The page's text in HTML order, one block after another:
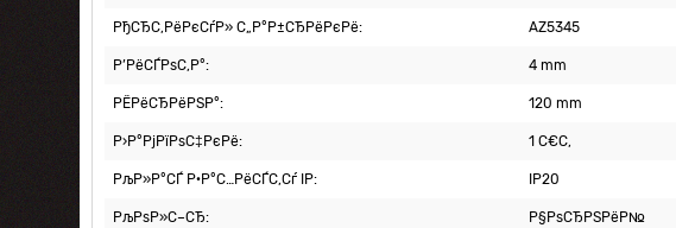
РђСЂС‚РёРєСѓР» С„Р°Р±СЂРёРєРё: AZ5345
Р’РёСЃРѕС‚Р°: 4 mm
РЁРёСЂРёРЅР°: 120 mm
Р›Р°РјРїРѕС‡РєРё: 1 С€С‚
РљР»Р°СЃ Р·Р°С…РёСЃС‚Сѓ IP: IP20
РљРѕР»С–СЂ: Р§РѕСЂРЅРёР№